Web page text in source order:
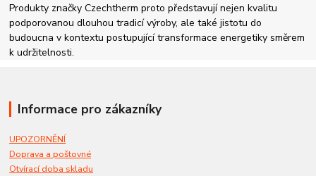
Produkty značky Czechtherm proto představují nejen kvalitu
podporovanou dlouhou tradicí výroby, ale také jistotu do
budoucna v kontextu postupující transformace energetiky směrem
k udržitelnosti.
Informace pro zákazníky
UPOZORNĚNÍ
Doprava a poštovné
Otvírací doba skladu